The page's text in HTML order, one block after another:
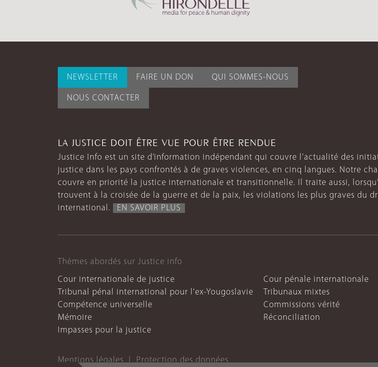
NEWSLETTER FAIRE UN DON QUI SOMMES-NOUS
NOUS CONTACTER
LA JUSTICE DOIT ÊTRE VUE POUR ÊTRE RENDUE
Justice Info est un site d’information indépendant qui couvre l’actualité des
justice dans les pays confrontés à de graves violences, en cinq langues. Notre
couvre en priorité la justice internationale et transitionnelle. Il traite aussi,
trouvent à la croisée de la guerre et de la paix, les violations les plus graves du
international.
EN SAVOIR PLUS
Thèmes abordés sur Justice info
Cour internationale de justice Cour pénale internationale
Tribunal pénal international pour l'ex-Yougoslavie
Tribunaux mixtes
Compétence universelle
Commissions vérité
Mémoire
Réconciliation
Impasses pour la justice
Mentions légales Protection des données